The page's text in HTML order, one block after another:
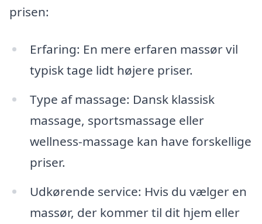
prisen:
Erfaring: En mere erfaren massør vil
typisk tage lidt højere priser.
Type af massage: Dansk klassisk
massage, sportsmassage eller
wellness-massage kan have forskellige
priser.
Udkørende service: Hvis du vælger en
massør, der kommer til dit hjem eller